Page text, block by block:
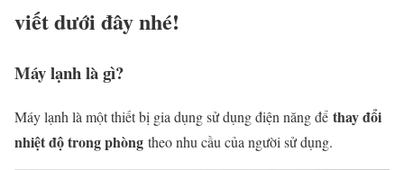
viết dưới đây nhé!
Máy lạnh là gì?
Máy lạnh là một thiết bị gia dụng sử dụng điện năng để thay đổi
nhiệt độ trong phòng theo nhu cầu của người sử dụng.